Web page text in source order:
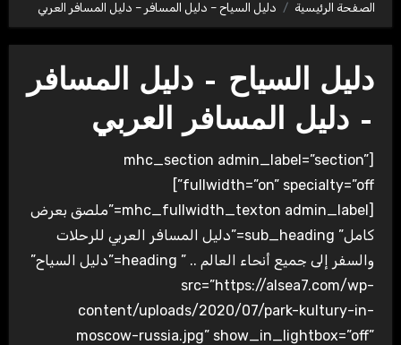
الصفحة الرئيسية دليل السياح – دليل المسافر – دليل المسافر العربي
دليل السياح – دليل المسافر
– دليل المسافر العربي
[mhc_section admin_label=”section”
fullwidth=”on” specialty=”off”]
[mhc_fullwidth_texton admin_label=”ملصق بعرض
كامل” sub_heading=”دليل المسافر العربي للرحلات
والسفر إلى جميع أنحاء العالم .. ” heading=”دليل السياح”
src=”https://alsea7.com/wp-
content/uploads/2020/07/park-kultury-in-
moscow-russia.jpg” show_in_lightbox=”off”